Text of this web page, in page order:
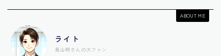
ABOUT ME
ライト
鳥山明さんの大ファン